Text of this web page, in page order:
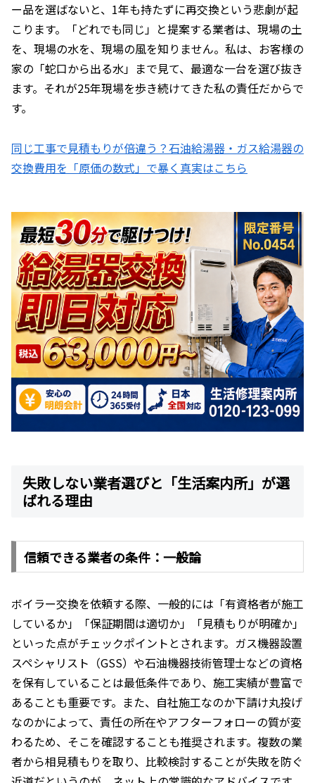
ー品を選ばないと、1年も持たずに再交換という悲劇が起
こります。「どれでも同じ」と提案する業者は、現場の土
を、現場の水を、現場の風を知りません。私は、お客様の
家の「蛇口から出る水」まで見て、最適な一台を選び抜き
ます。それが25年現場を歩き続けてきた私の責任だからで
す。
同じ工事で見積もりが倍違う？石油給湯器・ガス給湯器の
交換費用を「原価の数式」で暴く真実はこちら
失敗しない業者選びと「生活案内所」が選
ばれる理由
信頼できる業者の条件：一般論
ボイラー交換を依頼する際、一般的には「有資格者が施工
しているか」「保証期間は適切か」「見積もりが明確か」
といった点がチェックポイントとされます。ガス機器設置
スペシャリスト（GSS）や石油機器技術管理士などの資格
を保有していることは最低条件であり、施工実績が豊富で
あることも重要です。また、自社施工なのか下請け丸投げ
なのかによって、責任の所在やアフターフォローの質が変
わるため、そこを確認することも推奨されます。複数の業
者から相見積もりを取り、比較検討することが失敗を防ぐ